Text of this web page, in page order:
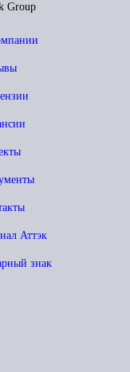
Group
Аттэк
знак